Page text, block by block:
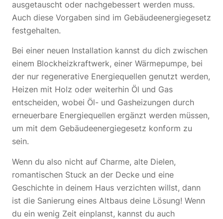
ausgetauscht oder nachgebessert werden muss.
Auch diese Vorgaben sind im Gebäudeenergiegesetz
festgehalten.
Bei einer neuen Installation kannst du dich zwischen
einem Blockheizkraftwerk, einer Wärmepumpe, bei
der nur regenerative Energiequellen genutzt werden,
Heizen mit Holz oder weiterhin Öl und Gas
entscheiden, wobei Öl- und Gasheizungen durch
erneuerbare Energiequellen ergänzt werden müssen,
um mit dem Gebäudeenergiegesetz konform zu
sein.
Wenn du also nicht auf Charme, alte Dielen,
romantischen Stuck an der Decke und eine
Geschichte in deinem Haus verzichten willst, dann
ist die Sanierung eines Altbaus deine Lösung! Wenn
du ein wenig Zeit einplanst, kannst du auch